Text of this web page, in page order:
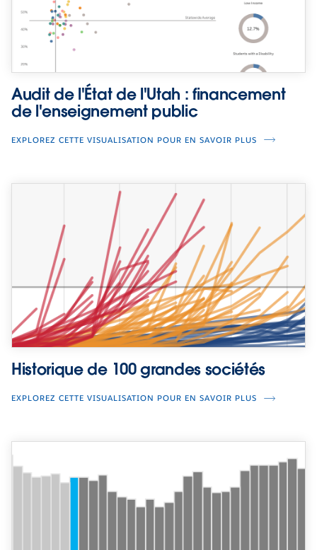
Audit de l'État de l'Utah : financement
de l'enseignement public
EXPLOREZ CETTE VISUALISATION POUR EN SAVOIR PLUS
Historique de 100 grandes sociétés
EXPLOREZ CETTE VISUALISATION POUR EN SAVOIR PLUS